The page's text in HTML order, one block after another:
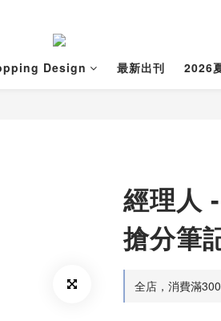
Design 最新出刊 2026
經理人
搶分筆
全店，消費滿